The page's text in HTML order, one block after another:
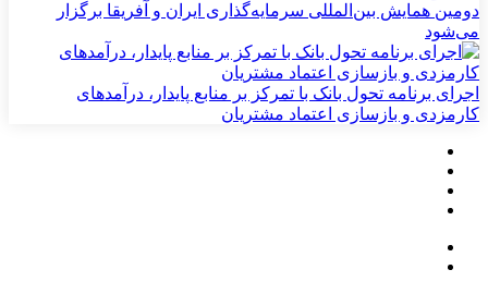
دومین همایش بین‌المللی سرمایه‌گذاری ایران و آفریقا برگزار
می‌شود
اجرای برنامه تحول بانک با تمرکز بر منابع پایدار، درآمدهای
کارمزدی و بازسازی اعتماد مشتریان